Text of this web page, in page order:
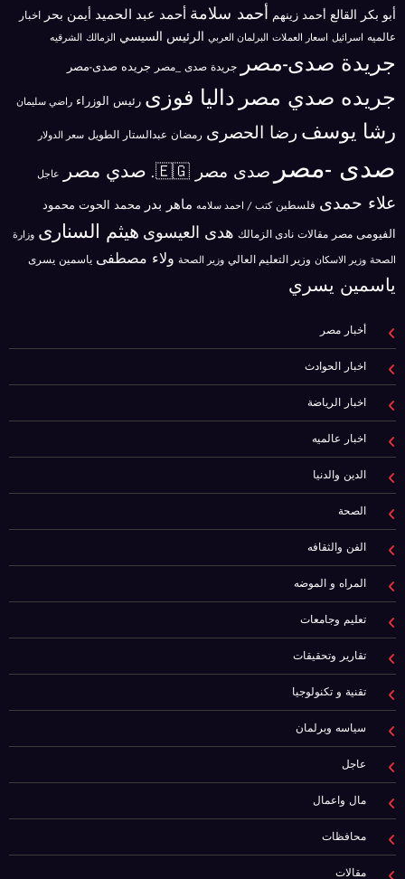
أبو بكر القالع أحمد زينهم أحمد سلامة أحمد عبد الحميد أيمن بحر اخبار
عالميه اسرائيل اسعار العملات البرلمان العربي الرئيس السيسي الزمالك الشرقيه
جريدة صدى-مصر جريدة صدى _مصر جريده صدى-مصر
جريده صدي مصر داليا فوزى رئيس الوزراء راضي سليمان
رشا يوسف رضا الحصرى رمضان عبدالستار الطويل سعر الدولار
صدى -مصر صدى مصر 🇪🇬. صدي مصر عاجل
علاء حمدى فلسطين كتب / احمد سلامه ماهر بدر محمد الحوت محمود
الفيومى مصر مقالات نادى الزمالك هدى العيسوى هيثم السنارى وزارة
الصحة وزير الاسكان وزير التعليم العالي وزير الصحة ولاء مصطفى ياسمين يسرى
ياسمين يسري
أخبار مصر
اخبار الحوادث
اخبار الرياضة
اخبار عالميه
الدين والدنيا
الصحة
الفن والثقافه
المراه و الموضه
تعليم وجامعات
تقارير وتحقيقات
تقنية و تكنولوجيا
سياسه وبرلمان
عاجل
مال واعمال
محافظات
مقالات